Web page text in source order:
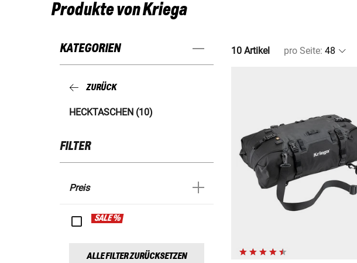
Produkte von Kriega
KATEGORIEN
ZURÜCK
HECKTASCHEN (10)
FILTER
Preis
SALE %
ALLE FILTER ZURÜCKSETZEN
10 Artikel pro Seite: